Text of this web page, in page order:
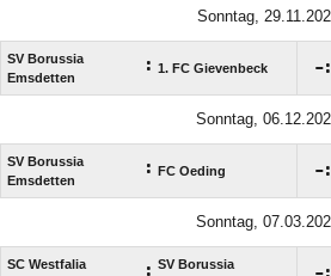
Sonntag,
SV Borussia
Emsdetten
: 1. FC Gievenbeck :
Sonntag,
SV Borussia
Emsdetten
: FC Oeding :
Sonntag,
SC Westfalia
: SV Borussia